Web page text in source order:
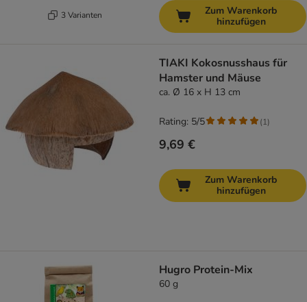
3 Varianten
Zum Warenkorb
hinzufügen
TIAKI Kokosnusshaus für
Hamster und Mäuse
ca. Ø 16 x H 13 cm
9,69 €
Rating: 5/5 (1)
Zum Warenkorb
hinzufügen
Hugro Protein-Mix
60 g